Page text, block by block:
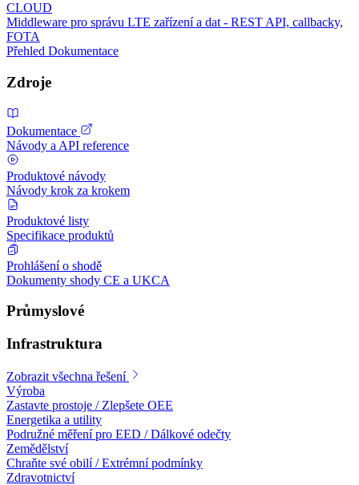
CLOUD
Middleware pro správu LTE zařízení a dat - REST API, callbacky,
FOTA
Přehled Dokumentace
Zdroje
Dokumentace
Návody a API reference
Produktové návody
Návody krok za krokem
Produktové listy
Specifikace produktů
Prohlášení o shodě
Dokumenty shody CE a UKCA
Průmyslové
Infrastruktura
Zobrazit všechna řešení
Výroba
Zastavte prostoje / Zlepšete OEE
Energetika a utility
Podružné měření pro EED / Dálkové odečty
Zemědělství
Chraňte své obilí / Extrémní podmínky
Zdravotnictví